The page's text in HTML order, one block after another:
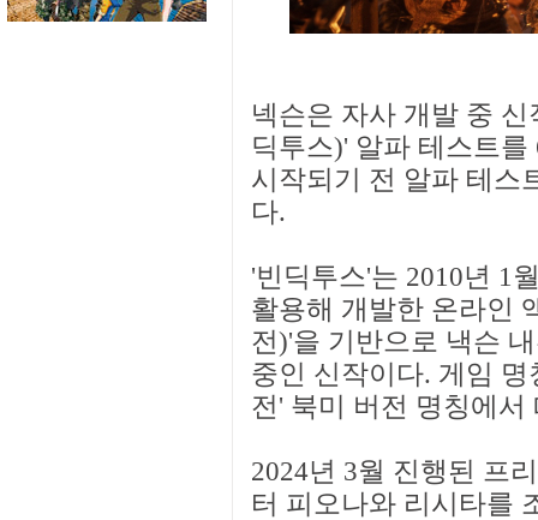
넥슨은 자사 개발 중
딕투스)' 알파 테스트
시작되기 전 알파 테스
다.
'빈딕투스'는 2010년 1
활용해 개발한 온라인
전)'을 기반으로 낵슨
중인 신작이다. 게임
전' 북미 버전 명칭에서
2024년 3월 진행된 프
터 피오나와 리시타를